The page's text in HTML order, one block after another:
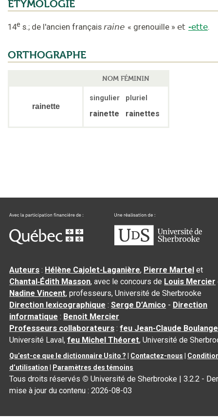
ÉTYMOLOGIE
14e s.; de l'ancien français raine « grenouille » et -ette.
ORTHOGRAPHE
NOM FÉMININ
rainette
singulier pluriel
rainette rainettes
Auteurs : Hélène Cajolet-Laganière, Pierre Martel et
Chantal‑Édith Masson, avec le concours de Louis Mercier
Nadine Vincent, professeurs, Université de Sherbrooke
Direction lexicographique :Serge D’Amico - Direction
informatique : Benoit Mercier
Professeurs collaborateurs :feu Jean-Claude
Université Laval,feu Michel Théoret, Université de
Qu’est-ce que le dictionnaire Usito ? Contactez-nous
d’utilisation
Paramètres des témoins
Tous droits réservés © Université de Sherbrooke |3.2.2 -
mise à jour du contenu :2026-08-03